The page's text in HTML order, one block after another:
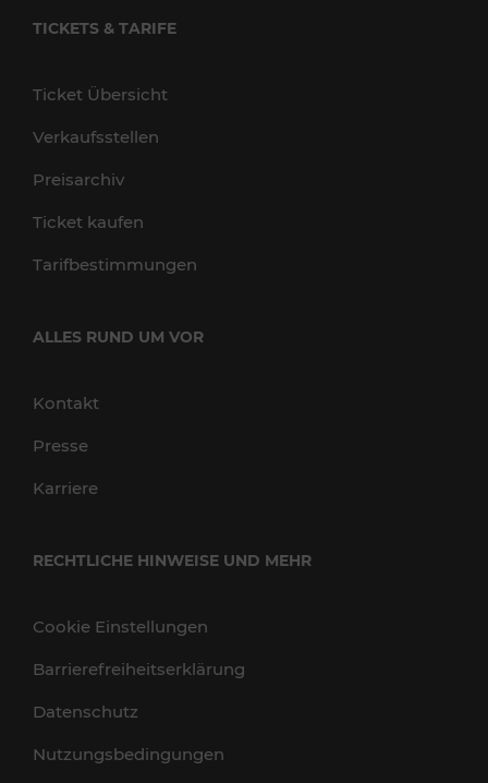
TICKETS & TARIFE
Ticket Übersicht
Verkaufsstellen
Preisarchiv
Ticket kaufen
Tarifbestimmungen
ALLES RUND UM VOR
Kontakt
Presse
Karriere
RECHTLICHE HINWEISE UND MEHR
Cookie Einstellungen
Barrierefreiheitserklärung
Datenschutz
Nutzungsbedingungen